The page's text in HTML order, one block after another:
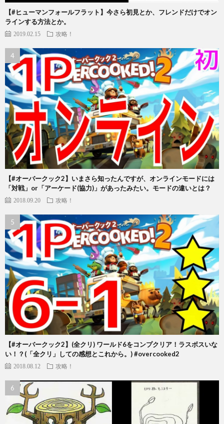
【#ヒューマンフォールフラット】今さら初見とか、フレンドだけでオン
ラインする方法とか。
2019.02.15 攻略！
【#オーバークック2】いまさら知ったんですが、オンラインモードには
「対戦」or「アーケード(協力)」があったみたい。モードの違いとは？
2018.09.20 攻略！
【#オーバークック2】(全クリ) ワールド6をコンプクリア！ラスボスいな
い！？(「全クリ」しての感想とこれから。) #overcooked2
2018.08.12 攻略！